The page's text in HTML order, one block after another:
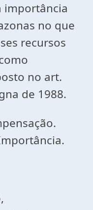
importância
no que
recursos
no art.
de 1988.